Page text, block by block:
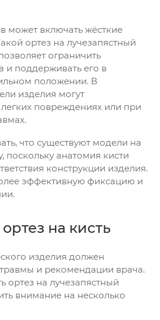
может включать жёсткие
ортез на лучезапястный
ограничить
и поддерживать его в
положении. В
изделия могут
повреждениях или при
что существуют модели на
поскольку анатомия кисти
конструкции изделия.
эффективную фиксацию и
на кисть
изделия должен
травмы и рекомендации врача.
ортез на лучезапястный
внимание на несколько